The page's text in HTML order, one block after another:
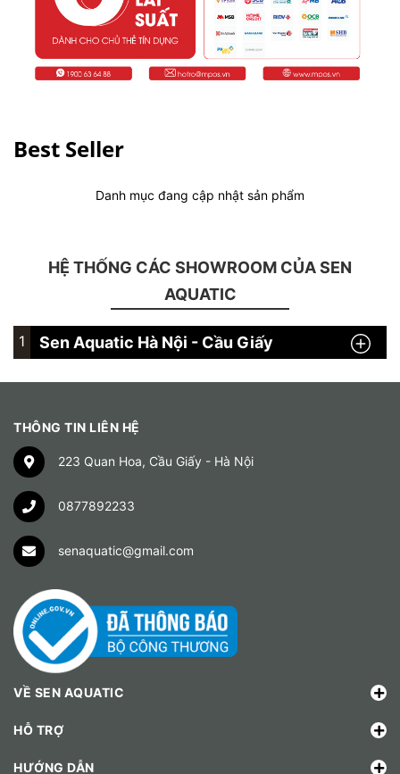
Best Seller
Danh mục đang cập nhật sản phẩm
HỆ THỐNG CÁC SHOWROOM CỦA SEN
AQUATIC
1 Sen Aquatic Hà Nội - Cầu Giấy
THÔNG TIN LIÊN HỆ
223 Quan Hoa, Cầu Giấy - Hà Nội
0877892233
senaquatic@gmail.com
VỀ SEN AQUATIC
HỖ TRỢ
HƯỚNG DẪN